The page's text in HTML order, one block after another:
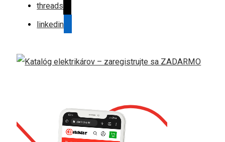
threads
linkedin